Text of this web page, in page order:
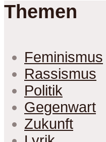
Themen
Feminismus
Rassismus
Politik
Gegenwart
Zukunft